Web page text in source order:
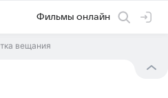
Фильмы онлайн
вещания